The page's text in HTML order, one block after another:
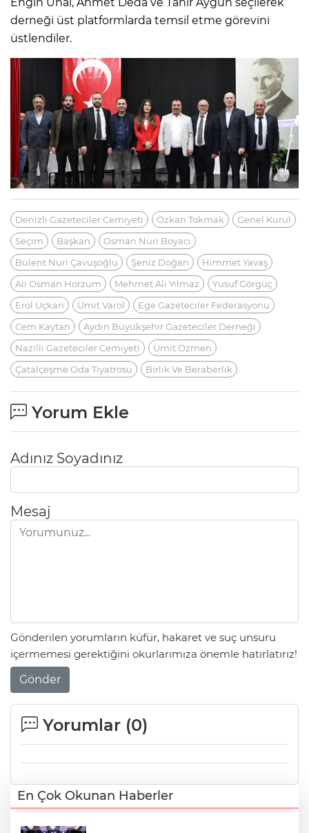
derneği üst platformlarda temsil etme görevini
üstlendiler.
Denizli Gazeteciler Cemiyeti Özkan Tokmak
Genel Kurul
Seçim
Başkan
Osman Nuri Boyacı
Bülent Nuri Çavuşoğlu
Şeniz Doğan
Himmet Yavaş
Ali Osman Horzum
Mehmet Ali Yılmaz
Yusuf Görgüç
Erol Uçkan
Ümit Varol
Ege Gazeteciler Federasyonu
Cem Kaytan
Aydın Büyükşehir Gazeteciler Derneği
Nazilli Gazeteciler Cemiyeti
Ümit Özmen
Çatalçeşme Oda Tiyatrosu
Birlik Ve Beraberlik
Yorum Ekle
Adınız Soyadınız
Mesaj
Gönderilen yorumların küfür, hakaret ve suç unsuru
içermemesi gerektiğini okurlarımıza önemle hatırlatırız!
Gönder
Yorumlar (0)
En Çok Okunan Haberler